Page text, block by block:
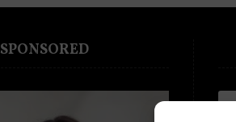
SPONSORED